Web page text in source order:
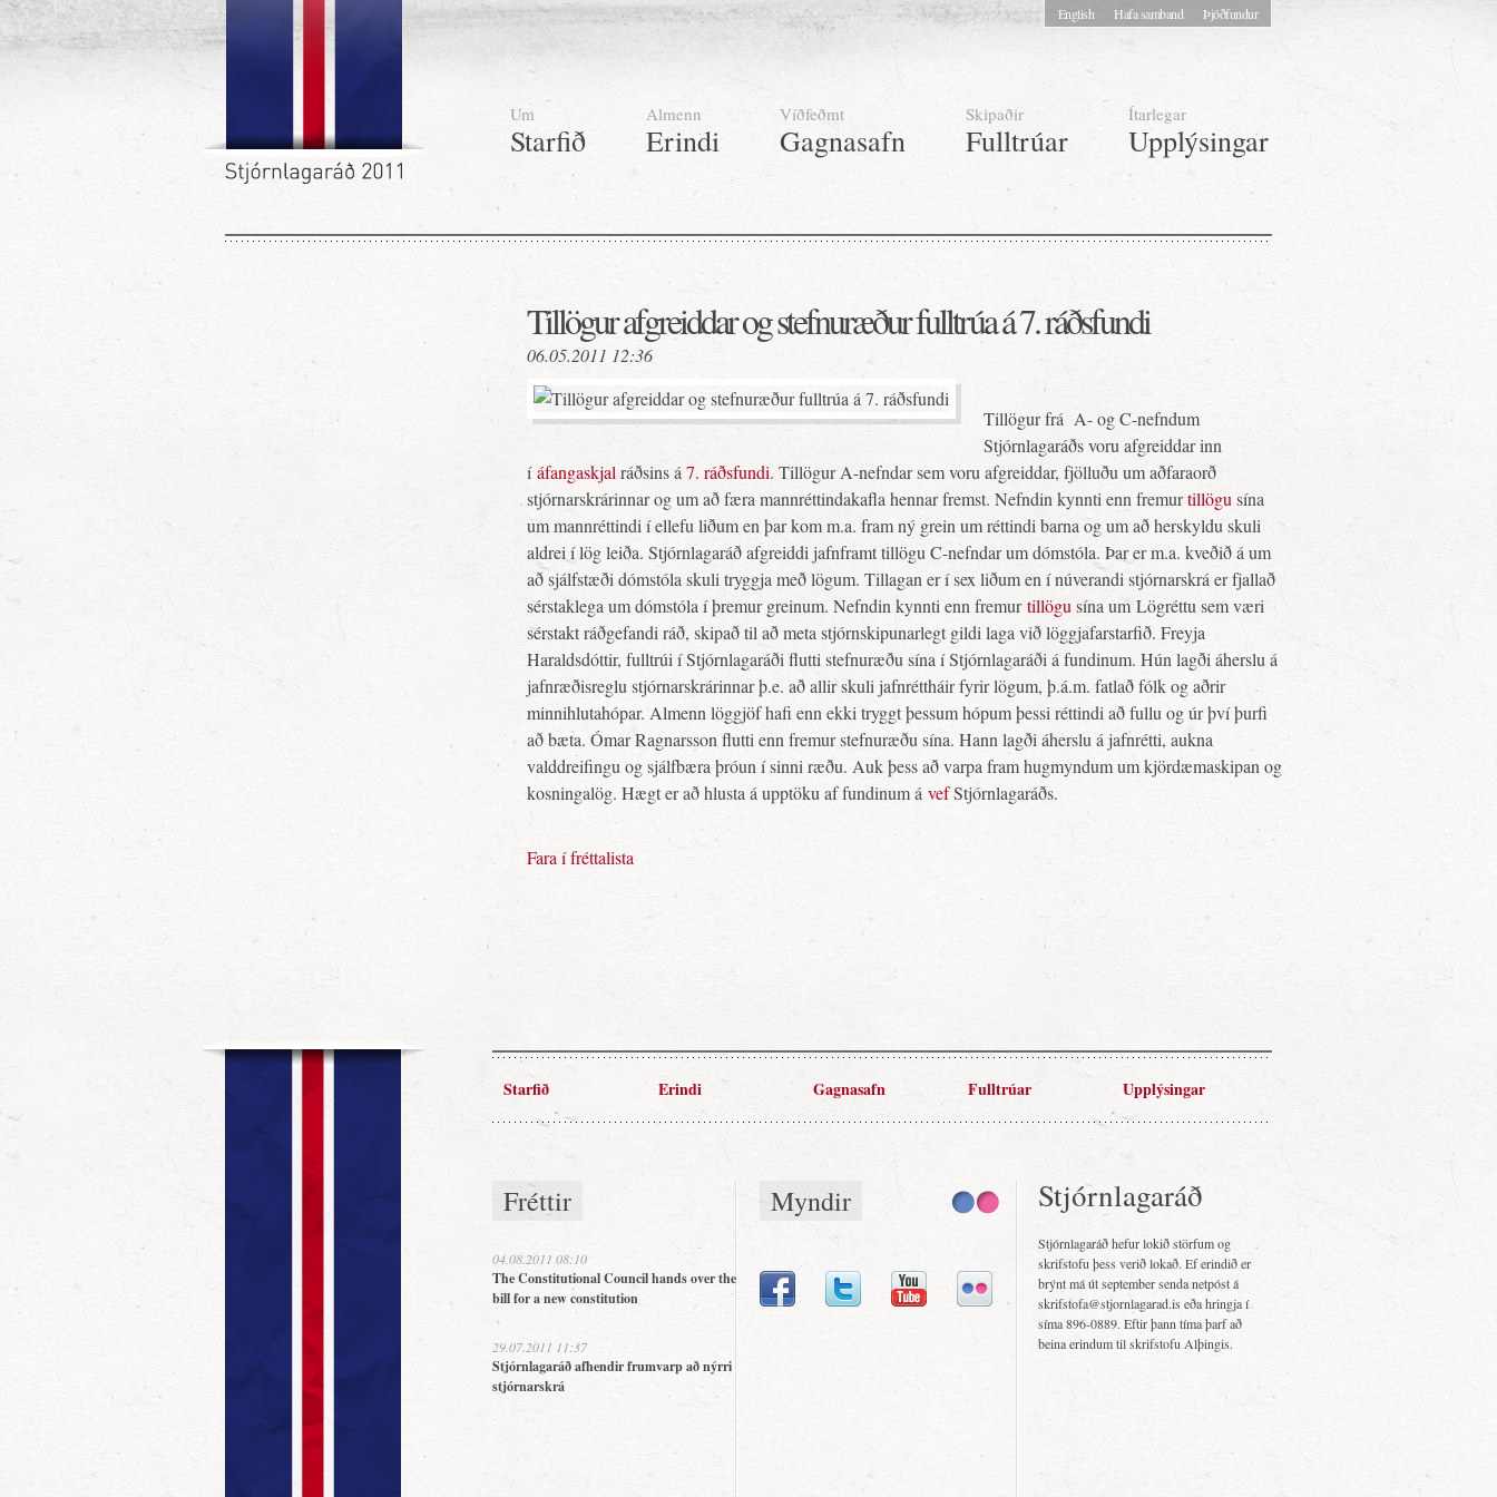
Um
Starfið
Almenn
Erindi
Víðfeðmt
Gagnasafn
Skipaðir
Fulltrúar
Ítarlegar
Upplýsingar
English Hafa samband Þjóðfundur
Tillögur afgreiddar og stefnuræður fulltrúa á 7. ráðsfundi
06.05.2011 12:36
Tillögur frá A- og C-nefndum
Stjórnlagaráðs voru afgreiddar inn
íáfangaskjal ráðsins á 7. ráðsfundi. Tillögur A-nefndar sem voru afgreiddar, fjölluðu um aðfaraorð
stjórnarskrárinnar og um að færa mannréttindakafla hennar fremst. Nefndin kynnti enn fremurtillögu sína
um mannréttindi í ellefu liðum en þar kom m.a. fram ný grein um réttindi barna og um að herskyldu skuli
aldrei í lög leiða. Stjórnlagaráð afgreiddi jafnframt tillögu C-nefndar um dómstóla. Þar er m.a. kveðið á um
að sjálfstæði dómstóla skuli tryggja með lögum. Tillagan er í sex liðum en í núverandi stjórnarskrá er fjallað
sérstaklega um dómstóla í þremur greinum. Nefndin kynnti enn fremurtillögu sína um Lögréttu sem væri
sérstakt ráðgefandi ráð, skipað til að meta stjórnskipunarlegt gildi laga við löggjafarstarfið. Freyja
Haraldsdóttir, fulltrúi í Stjórnlagaráði flutti stefnuræðu sína í Stjórnlagaráði á fundinum. Hún lagði áherslu á
jafnræðisreglu stjórnarskrárinnar þ.e. að allir skuli jafnréttháir fyrir lögum, þ.á.m. fatlað fólk og aðrir
minnihlutahópar. Almenn löggjöf hafi enn ekki tryggt þessum hópum þessi réttindi að fullu og úr því þurfi
að bæta. Ómar Ragnarsson flutti enn fremur stefnuræðu sína. Hann lagði áherslu á jafnrétti, aukna
valddreifingu og sjálfbæra þróun í sinni ræðu. Auk þess að varpa fram hugmyndum um kjördæmaskipan og
kosningalög. Hægt er að hlusta á upptöku af fundinum á vefStjórnlagaráðs.
Fara í fréttalista
Starfið Erindi Gagnasafn Fulltrúar Upplýsingar
Fréttir
04.08.2011 08:10
The Constitutional Council hands over the
bill for a new constitution
29.07.2011 11:37
Stjórnlagaráð afhendir frumvarp að nýrri
stjórnarskrá
Myndir Stjórnlagaráð
Stjórnlagaráð hefur lokið störfum og
skrifstofu þess verið lokað. Ef erindið er
brýnt má út september senda netpóst á
skrifstofa@stjornlagarad.is eða hringja í
síma 896-0889. Eftir þann tíma þarf að
beina erindum til skrifstofu Alþingis.